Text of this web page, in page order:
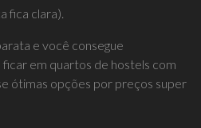
fica clara).
e você consegue
em quartos de hostels com
ótimas opções por preços super